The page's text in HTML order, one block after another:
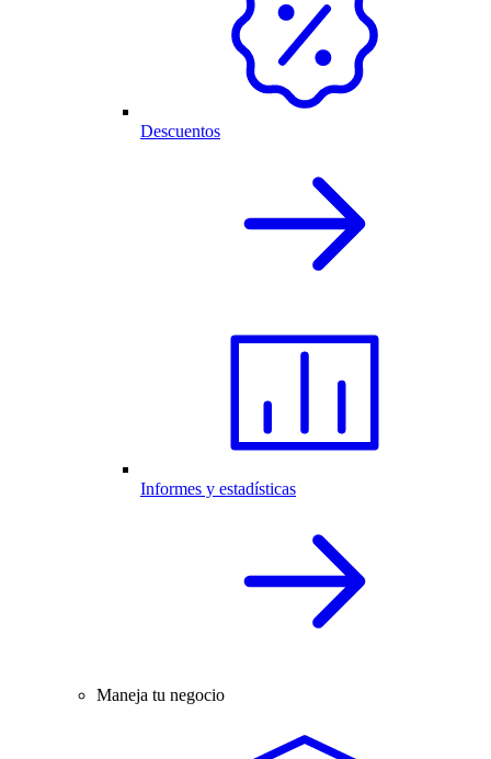
Descuentos
Informes y estadísticas
Maneja tu negocio